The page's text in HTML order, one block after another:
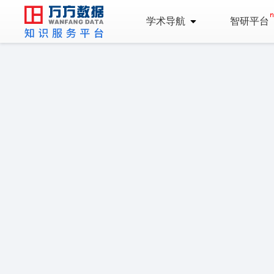
学术导航 智研平台